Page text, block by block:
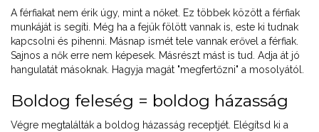
A férfiakat nem érik úgy, mint a nőket. Ez többek között a férfiak
munkáját is segíti. Még ha a fejük fölött vannak is, este ki tudnak
kapcsolni és pihenni. Másnap ismét tele vannak erővel a férfiak.
Sajnos a nők erre nem képesek. Másrészt mást is tud. Adja át jó
hangulatát másoknak. Hagyja magát "megfertőzni" a mosolyától.
Boldog feleség = boldog házasság
Végre megtalálták a boldog házasság receptjét. Elégítsd ki a